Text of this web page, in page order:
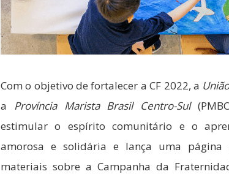
Com o objetivo de fortalecer a CF 2022, a
a Província Marista Brasil Centro-Sul
estimular o espírito comunitário e o
amorosa e solidária e lança uma página
materiais sobre a Campanha da